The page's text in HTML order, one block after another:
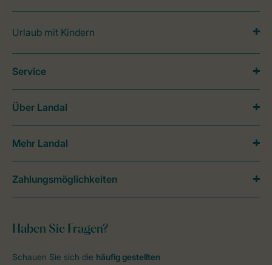
Urlaub mit Kindern
Haben Sie Fragen?
Schauen Sie sich die häufig gestellten
Service
Über Landal
Mehr Landal
Zahlungsmöglichkeiten